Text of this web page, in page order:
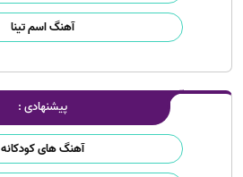
آهنگ اسم تینا
پیشنهادی :
آهنگ های کودکانه